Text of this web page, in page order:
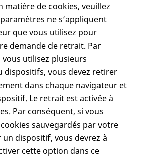
matière de cookies, veuillez
ne s’appliquent
que vous utilisez pour
demande de retrait. Par
utilisez plusieurs
dispositifs, vous devez retirer
dans chaque navigateur et
Le retrait est activée à
Par conséquent, si vous
sauvegardés par votre
dispositif, vous devrez à
cette option dans ce